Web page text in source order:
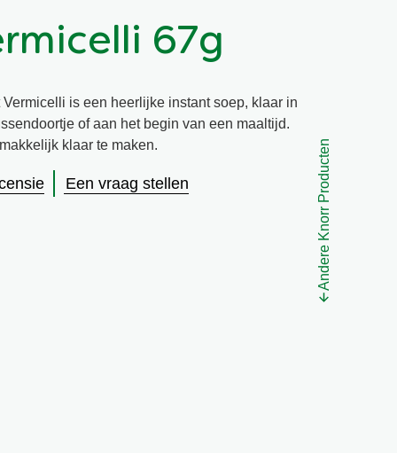
67g
is een heerlijke instant soep, klaar in
of aan het begin van een maaltijd.
klaar te maken.
Een vraag stellen Andere Knorr Producten